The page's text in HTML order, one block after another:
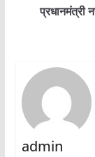
प्रधानमंत्री
admin